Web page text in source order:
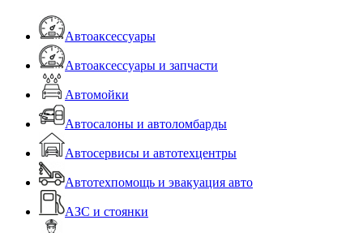
Автоаксессуары
Автоаксессуары и запчасти
Автомойки
Автосалоны и автоломбарды
Автосервисы и автотехцентры
Автотехпомощь и эвакуация авто
АЗС и стоянки